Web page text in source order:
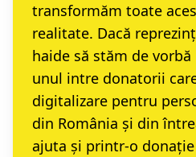
transformăm toate
realitate. Dacă
haide să stăm de vorbă
unul intre donatorii
digitalizare pentru
din România și din
ajuta și printr-o